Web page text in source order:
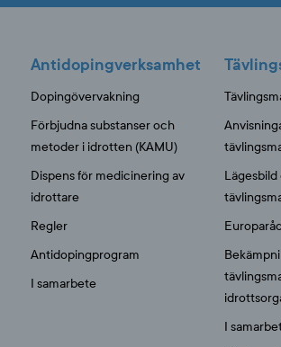
Antidopingverksamhet
Dopingövervakning
Förbjudna substanser och
metoder i idrotten (KAMU)
Dispens för medicinering av
idrottare
Regler
Antidopingprogram
I samarbete
Lägesbild
I